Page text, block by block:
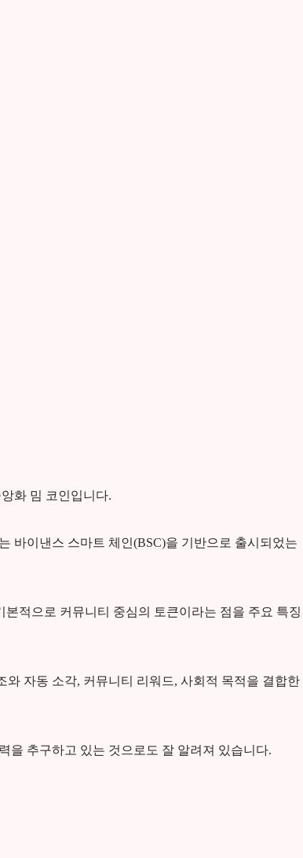
화 밈 코인입니다.
바이낸스 스마트 체인(BSC)을 기반으로 출시되었는
적으로 커뮤니티 중심의 토큰이라는 점을 주요 특징
자동 소각, 커뮤니티 리워드, 사회적 목적을 결합한
을 추구하고 있는 것으로도 잘 알려져 있습니다.